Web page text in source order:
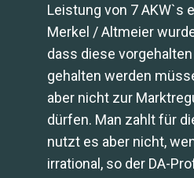
Leistung von 7 AKW`s
Merkel / Altmeier
dass diese
gehalten werden
aber nicht zur
dürfen. Man zahlt für
nutzt es aber nicht,
irrational, so der DA-